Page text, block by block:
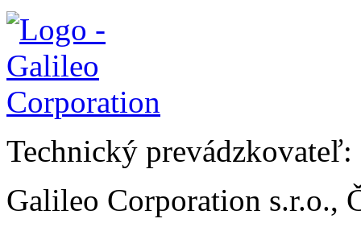
Technický prevádzkovateľ:
Galileo Corporation s.r.o.,